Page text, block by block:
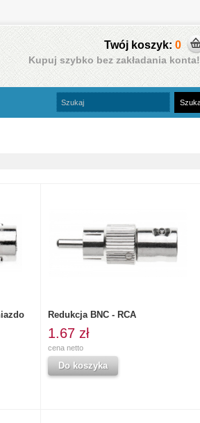
Twój koszyk: 0
Kupuj szybko bez zakładania konta!
Redukcja BNC - RCA
1.67 zł
cena netto
Do koszyka